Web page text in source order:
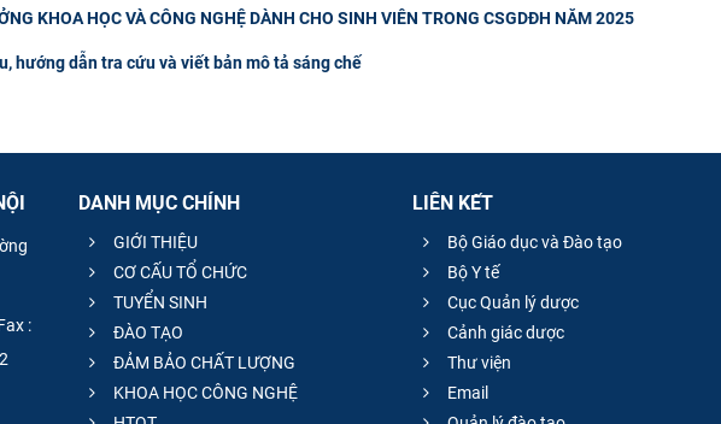
KHOA HỌC VÀ CÔNG NGHỆ DÀNH CHO SINH VIÊN TRONG CSGDĐH NĂM 2025
hướng dẫn tra cứu và viết bản mô tả sáng chế
:
DANH MỤC CHÍNH
GIỚI THIỆU
CƠ CẤU TỔ CHỨC
TUYỂN SINH
ĐÀO TẠO
ĐẢM BẢO CHẤT LƯỢNG
KHOA HỌC CÔNG NGHỆ
LIÊN KẾT
Bộ Giáo dục và Đào tạo
Bộ Y tế
Cục Quản lý dược
Cảnh giác dược
Thư viện
Email